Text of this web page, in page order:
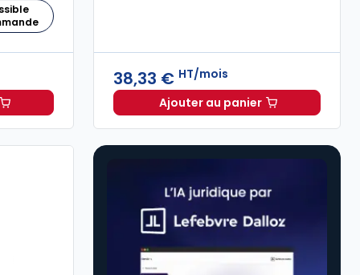
Fiscal 2026 à 215,00 € TTC
38,33 € HT/mois
Ajouter au panierMémentis Patrimoine à